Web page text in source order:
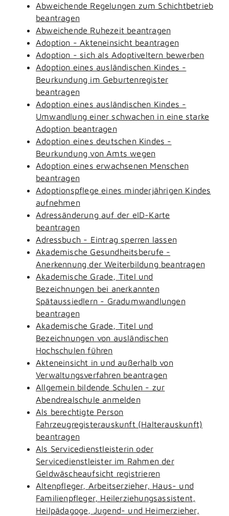
Abweichende Regelungen zum Schichtbetrieb
beantragen
Abweichende Ruhezeit beantragen
Adoption - Akteneinsicht beantragen
Adoption - sich als Adoptiveltern bewerben
Adoption eines ausländischen Kindes -
Beurkundung im Geburtenregister
beantragen
Adoption eines ausländischen Kindes -
Umwandlung einer schwachen in eine starke
Adoption beantragen
Adoption eines deutschen Kindes -
Beurkundung von Amts wegen
Adoption eines erwachsenen Menschen
beantragen
Adoptionspflege eines minderjährigen Kindes
aufnehmen
Adressänderung auf der eID-Karte
beantragen
Adressbuch - Eintrag sperren lassen
Akademische Gesundheitsberufe -
Anerkennung der Weiterbildung beantragen
Akademische Grade, Titel und
Bezeichnungen bei anerkannten
Spätaussiedlern - Gradumwandlungen
beantragen
Akademische Grade, Titel und
Bezeichnungen von ausländischen
Hochschulen führen
Akteneinsicht in und außerhalb von
Verwaltungsverfahren beantragen
Allgemein bildende Schulen - zur
Abendrealschule anmelden
Als berechtigte Person
Fahrzeugregisterauskunft (Halterauskunft)
beantragen
Als Servicedienstleisterin oder
Servicedienstleister im Rahmen der
Geldwäscheaufsicht registrieren
Altenpfleger, Arbeitserzieher, Haus- und
Familienpfleger, Heilerziehungsassistent,
Heilpädagoge, Jugend- und Heimerzieher,